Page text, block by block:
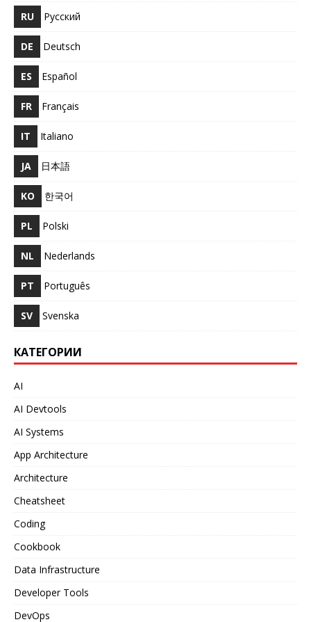
RU Русский
DE Deutsch
ES Español
FR Français
IT Italiano
JA 日本語
KO 한국어
PL Polski
NL Nederlands
PT Português
SV Svenska
КАТЕГОРИИ
AI
AI Devtools
AI Systems
App Architecture
Architecture
Cheatsheet
Coding
Cookbook
Data Infrastructure
Developer Tools
DevOps